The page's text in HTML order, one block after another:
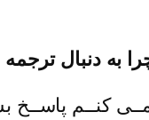
به دنبال
کنــم